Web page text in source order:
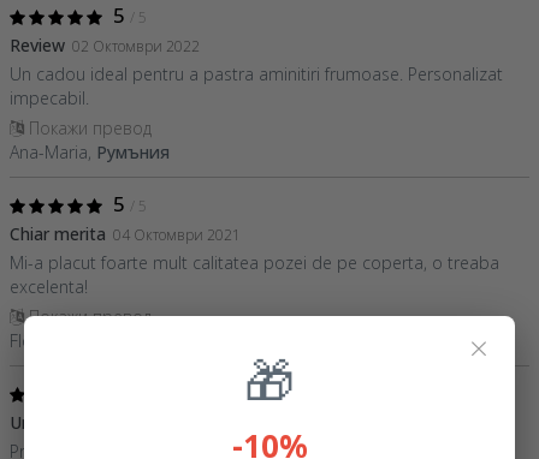
5 / 5
Review 02 Октомври 2022
Un cadou ideal pentru a pastra aminitiri frumoase. Personalizat
impecabil.
Покажи превод
Ana-Maria, Румъния
5 / 5
Chiar merita 04 Октомври 2021
Mi-a placut foarte mult calitatea pozei de pe coperta, o treaba
excelenta!
Покажи превод
Florin,
Un cadou drăguț
Produsul este super, doar ca din păcate autocolantul după
×
🎁
-10%